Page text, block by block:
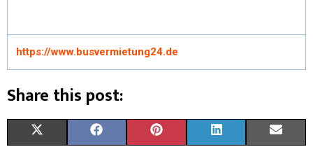
https://www.busvermietung24.de
Share this post: